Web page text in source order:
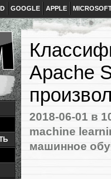
GOOGLE APPLE
Apache
2018-06-01 в
machine
машинное